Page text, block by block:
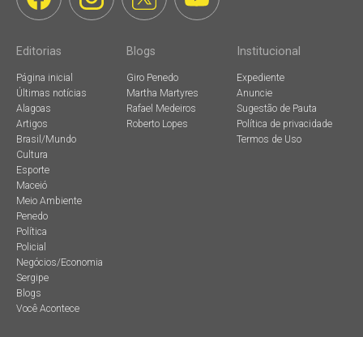
Editorias
Página inicial
Últimas notícias
Alagoas
Artigos
Brasil/Mundo
Cultura
Esporte
Maceió
Meio Ambiente
Penedo
Política
Policial
Negócios/Economia
Sergipe
Blogs
Você Acontece
Blogs
Giro Penedo
Martha Martyres
Rafael Medeiros
Roberto Lopes
Institucional
Expediente
Anuncie
Sugestão de Pauta
Política de privacidade
Termos de Uso